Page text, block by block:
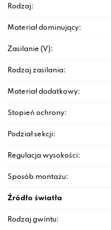
Rodzaj:
Materiał dominujący:
Zasilanie (V):
Rodzaj zasilania:
Materiał dodatkowy:
Stopień ochrony:
Podział sekcji:
Regulacja wysokości:
Sposób montażu:
Źródło światła
Rodzaj gwintu: